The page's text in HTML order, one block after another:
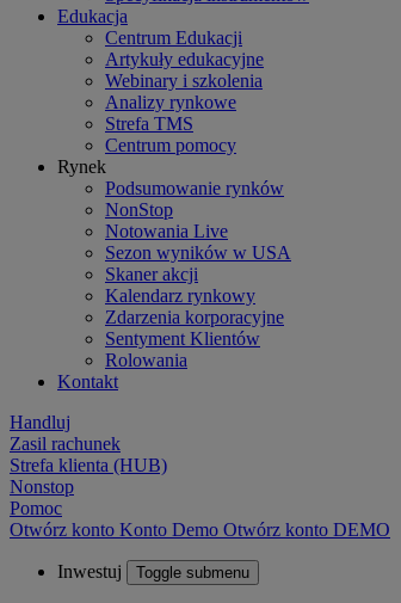
Edukacja
Centrum Edukacji
Artykuły edukacyjne
Webinary i szkolenia
Analizy rynkowe
Strefa TMS
Centrum pomocy
Rynek
Podsumowanie rynków
NonStop
Notowania Live
Sezon wyników w USA
Skaner akcji
Kalendarz rynkowy
Zdarzenia korporacyjne
Sentyment Klientów
Rolowania
Kontakt
Handluj
Zasil rachunek
Strefa klienta (HUB)
Nonstop
Pomoc
Otwórz konto Konto Demo Otwórz konto DEMO
Inwestuj Toggle submenu